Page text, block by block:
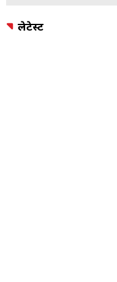
लेटेस्ट